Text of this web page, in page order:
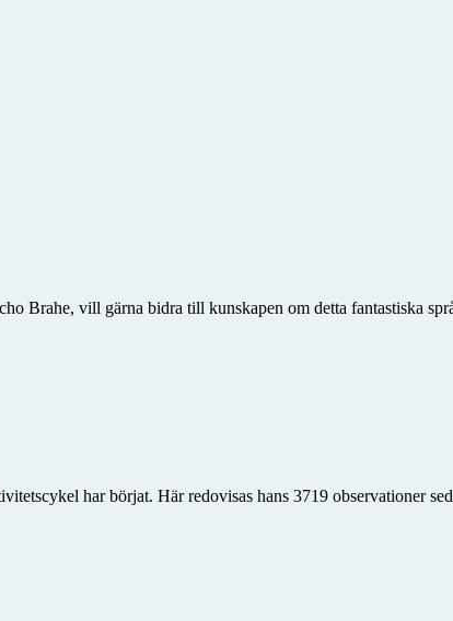
Brahe, vill gärna bidra till kunskapen om detta fantastiska
har börjat. Här redovisas hans 3719 observationer